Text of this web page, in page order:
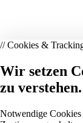
// Cookies &
Wir setzen
zu verstehen.
Notwendige